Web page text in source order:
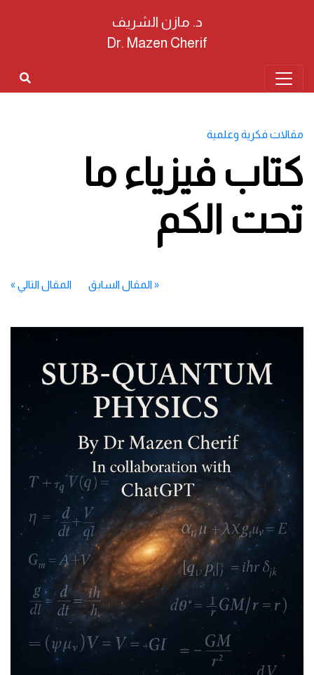
د. مازن الشريف
Dr. Mazen Cherif
مقالات فكرية وعلمية
كتاب فيزياء ما
تحت الكم
«المقال السابق المقال التالي »